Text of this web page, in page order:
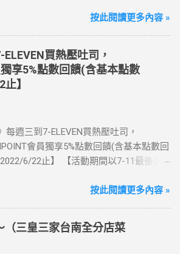
卡 方便、快速、享買一送一優惠！ > 實
集團300元即享券。 (出國開通啟用後回
站登錄 【點我登錄】 ) > eSIM出國上網
康升級！購買eSIM「吃到飽」方案；即
數「吃到飽」方案。 (例：買1張日本5天
買省錢又方便💰 ·活動詳情：好康優惠看
點我看好康優惠】 ·eSIM ibon 購買教學
觀看教學】 📲 全球上網首選，速度穩
美國、菲律賓、歐洲、土耳其 熱門地區通
立即取卡免等待超便利 ✈️ 180天彈性開
過期 🧳 一人買兩人用，享受出國網路自
吃到飽買一送一 eSIM適用機型： ※
按此閱讀更多內容 »
買熱壓吐司，
享5%點數回饋(含基本點數
】
每週三到7-ELEVEN買熱壓吐司，
會員獨享5%點數回饋(含基本點數回
6/22止】 【活動期間以7-11最後公
4~6/22 每週三到7-ELEVEN買熱壓吐司
販售門市查詢】
emap.pcsc.com.tw/emap.aspx# 小編推
按此閱讀更多內容 »
（三皇三家台南全分店菜